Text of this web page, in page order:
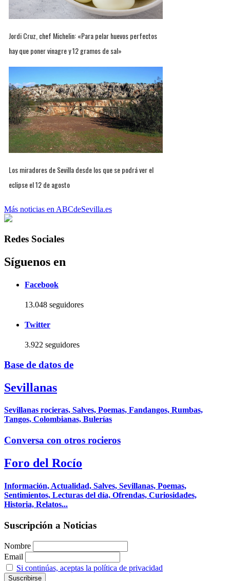
Jordi Cruz, chef Michelin: «Para pelar huevos perfectos
hay que poner vinagre y 12 gramos de sal»
Los miradores de Sevilla desde los que se podrá ver el
eclipse el 12 de agosto
Más noticias en ABCdeSevilla.es
Redes Sociales
Síguenos en
Facebook
13.048 seguidores
Twitter
3.922 seguidores
Base de datos de
Sevillanas
Sevillanas rocieras, Salves, Poemas, Fandangos, Rumbas,
Tangos, Colombianas, Bulerías
Conversa con otros rocieros
Foro del Rocío
Información, Actualidad, Salves, Sevillanas, Poemas,
Sentimientos, Lecturas del día, Ofrendas, Curiosidades,
Historia, Relatos...
Suscripción a Noticias
Nombre
Email
Si continúas, aceptas la política de privacidad